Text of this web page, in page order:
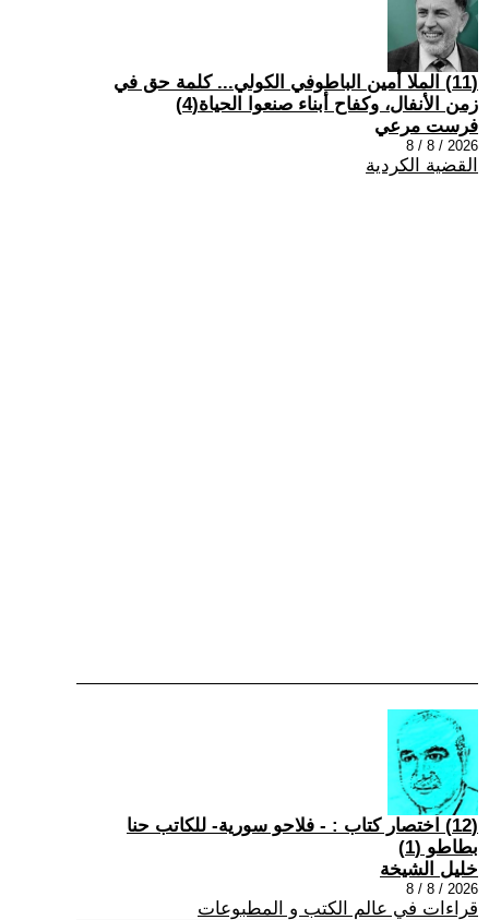
(11) الملا أمين الباطوفي الكولي... كلمة حق في
زمن الأنفال، وكفاح أبناء صنعوا الحياة(4)
فرست مرعي
2026 / 8 / 8
القضية الكردية
(12) اختصار كتاب : - فلاحو سورية- للكاتب حنا
بطاطو (1)
خليل الشيخة
2026 / 8 / 8
قراءات في عالم الكتب و المطبوعات